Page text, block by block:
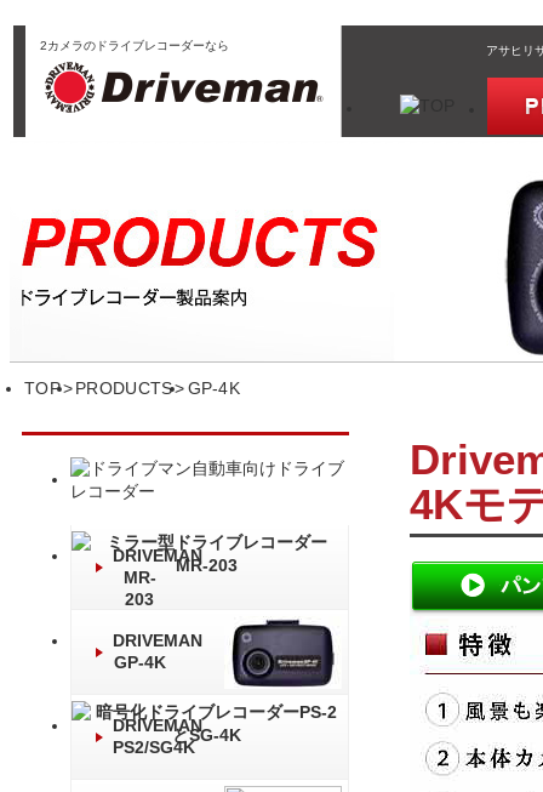
2カメラのドライブレコーダーなら アサヒリ
TOP PRODUCTS GP-4K
4Kモ
DRIVEMAN
MR-
203
DRIVEMAN
GP-4K
DRIVEMAN
PS2/SG4K